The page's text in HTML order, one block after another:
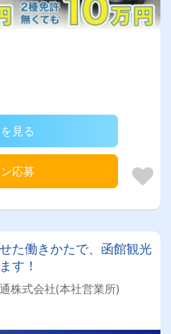
見る
応募
た働きかたで、函館観光
す！
株式会社(本社営業所)